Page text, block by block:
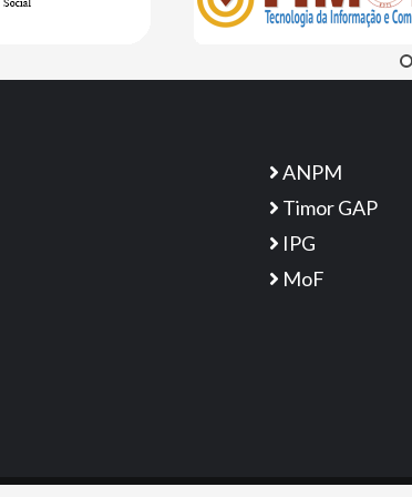
ANPM
Timor GAP
IPG
MoF